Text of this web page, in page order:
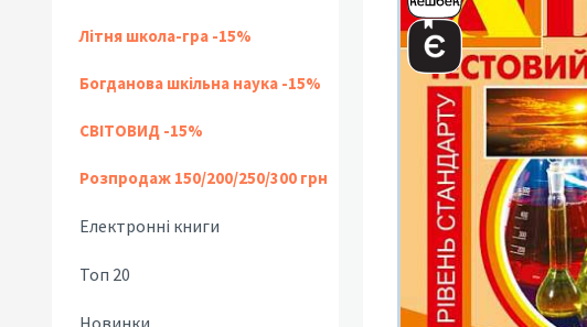
Літня школа-гра -15%
Богданова шкільна наука -15%
СВІТОВИД -15%
Розпродаж 150/200/250/300 грн
Електронні книги
Топ 20
Новинки